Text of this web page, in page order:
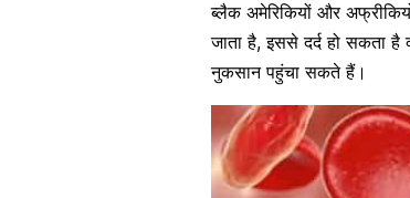
ब्लैक अमेरिकियों और
जाता है, इससे दर्द हो सकता
नुकसान पहुंचा सकते हैं।